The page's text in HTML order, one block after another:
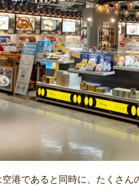
空港であると同時に、たくさ